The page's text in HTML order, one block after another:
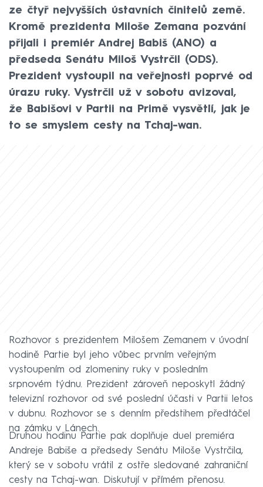
ze čtyř nejvyšších ústavních činitelů země.
Kromě prezidenta Miloše Zemana pozvání
přijali i premiér Andrej Babiš (ANO) a
předseda Senátu Miloš Vystrčil (ODS).
Prezident vystoupil na veřejnosti poprvé od
úrazu ruky. Vystrčil už v sobotu avizoval,
že Babišovi v Partii na Primě vysvětlí, jak je
to se smyslem cesty na Tchaj-wan.
Rozhovor s prezidentem Milošem Zemanem v úvodní
hodině Partie byl jeho vůbec prvním veřejným
vystoupením od zlomeniny ruky v posledním
srpnovém týdnu. Prezident zároveň neposkytl žádný
televizní rozhovor od své poslední účasti v Partii letos
v dubnu. Rozhovor se s denním předstihem předtáčel
na zámku v Lánech.
Druhou hodinu Partie pak doplňuje duel premiéra
Andreje Babiše a předsedy Senátu Miloše Vystrčila,
který se v sobotu vrátil z ostře sledované zahraniční
cesty na Tchaj-wan. Diskutují v přímém přenosu.